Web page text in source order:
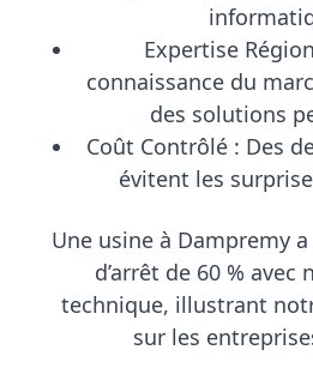
Expertise
connaissance du
des solutions
Coût Contrôlé : Des
évitent les
Une usine à Dampremy
d’arrêt de 60 %
technique, illustrant
sur les